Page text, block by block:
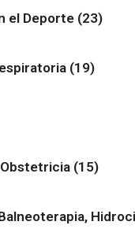
el Deporte (23)
(19)
(15)